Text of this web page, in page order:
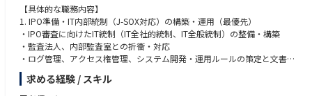
■具体的には、以下の業務を担当していただきます：
・担当する事業部門と連携し、事業戦略を深く理解した上で、チーム内に
質の高い人事実務を定着させること；
・ライン管理職と協議し、人材開発、業績管理、労使関係などについて、
必要に応じて人事面での助言を行うこと；
・チームおよび従業員の開発ニーズを積極的に把握し、提言を行い、適切
な解決策を実行すること；
【具体的な職務内容】
1. IPO準備・IT内部統制（J-SOX対応）の構築・運用（最優先）
・IPO審査に向けたIT統制（IT全社的統制、IT全般統制）の整備・構築
・監査法人、内部監査室との折衝・対応
・ログ管理、アクセス権管理、システム開発・運用ルールの策定と文書化
・ITリスクの識別、評価、対応策の策定
求める経験 / スキル